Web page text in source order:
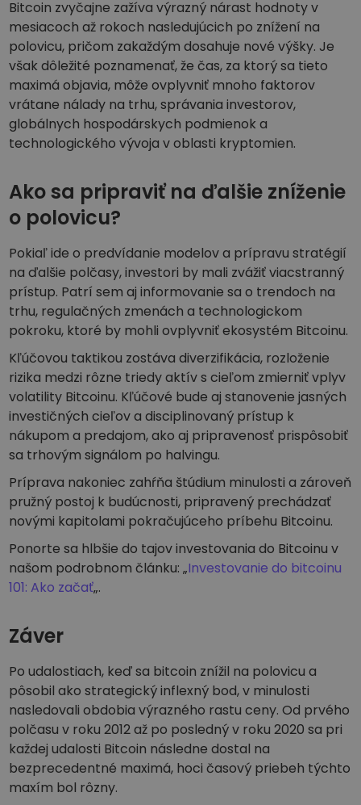
Bitcoin zvyčajne zažíva výrazný nárast hodnoty v
mesiacoch až rokoch nasledujúcich po znížení na
polovicu, pričom zakaždým dosahuje nové výšky. Je
však dôležité poznamenať, že čas, za ktorý sa tieto
maximá objavia, môže ovplyvniť mnoho faktorov
vrátane nálady na trhu, správania investorov,
globálnych hospodárskych podmienok a
technologického vývoja v oblasti kryptomien.
Ako sa pripraviť na ďalšie zníženie
o polovicu?
Pokiaľ ide o predvídanie modelov a prípravu stratégií
na ďalšie polčasy, investori by mali zvážiť viacstranný
prístup. Patrí sem aj informovanie sa o trendoch na
trhu, regulačných zmenách a technologickom
pokroku, ktoré by mohli ovplyvniť ekosystém Bitcoinu.
Kľúčovou taktikou zostáva diverzifikácia, rozloženie
rizika medzi rôzne triedy aktív s cieľom zmierniť vplyv
volatility Bitcoinu. Kľúčové bude aj stanovenie jasných
investičných cieľov a disciplinovaný prístup k
nákupom a predajom, ako aj pripravenosť prispôsobiť
sa trhovým signálom po halvingu.
Príprava nakoniec zahŕňa štúdium minulosti a zároveň
pružný postoj k budúcnosti, pripravený prechádzať
novými kapitolami pokračujúceho príbehu Bitcoinu.
Ponorte sa hlbšie do tajov investovania do Bitcoinu v
našom podrobnom článku: „Investovanie do bitcoinu
101: Ako začať„.
Záver
Po udalostiach, keď sa bitcoin znížil na polovicu a
pôsobil ako strategický inflexný bod, v minulosti
nasledovali obdobia výrazného rastu ceny. Od prvého
polčasu v roku 2012 až po posledný v roku 2020 sa pri
každej udalosti Bitcoin následne dostal na
bezprecedentné maximá, hoci časový priebeh týchto
maxím bol rôzny.